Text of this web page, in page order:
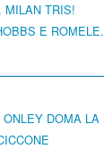
MILAN TRIS!
E ROMELE.
DOMA LA